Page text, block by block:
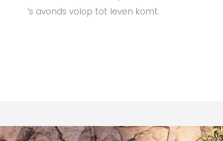
’s avonds volop tot leven komt.